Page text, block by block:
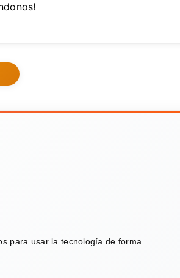
para usar la tecnología de forma